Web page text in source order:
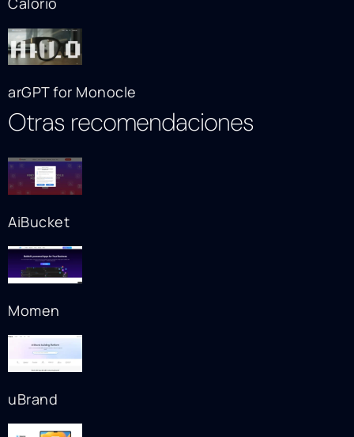
arGPT for Monocle
Otras recomendaciones
AiBucket
Momen
uBrand